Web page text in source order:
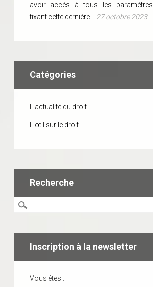
avoir accès à tous les paramètres
fixant cette dernière
27 octobre 2023
Catégories
L'actualité du droit
L'œil sur le droit
Recherche
Inscription à la newsletter
Vous êtes :